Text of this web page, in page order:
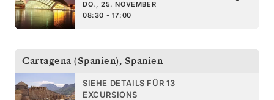
DO., 25. NOVEMBER
08:30 - 17:00
Cartagena (Spanien), Spanien
SIEHE DETAILS FÜR 13
EXCURSIONS